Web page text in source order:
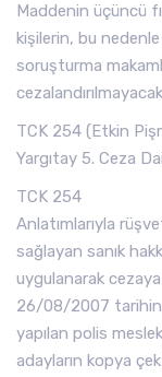
Maddenin üçüncü
kişilerin, bu
soruşturma
TCK 254 (Etkin
Yargıtay 5. Ceza
TCK 254
Anlatımlarıyla
sağlayan sanık
uygulanarak
26/08/2007
yapılan polis
adayların kopya